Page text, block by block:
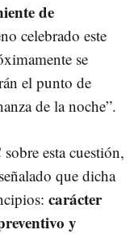
de
celebrado este
se
el punto de
de la noche”.
esta cuestión,
que dicha
carácter
y